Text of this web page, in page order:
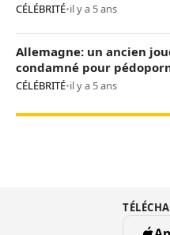
CÉLÉBRITÉ•il y a 5 ans
Allemagne: un ancien
condamné pour
CÉLÉBRITÉ•il y a 5 ans